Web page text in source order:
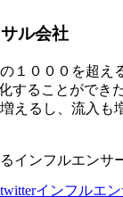
ル会社
１０００を超え
することができ
えるし、流入も
インフルエンサ
インフルエ